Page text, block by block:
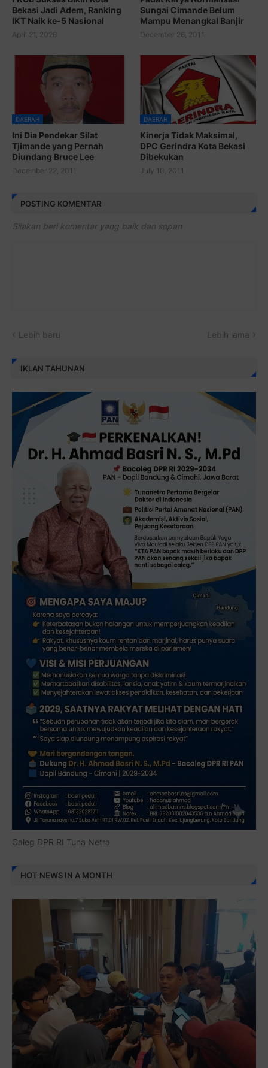
Bekasi Jadi Adem, Ranking
IKT Naik ke-5 Nasional
April 21, 2026
Sungai Cimande Belum
Mampu Menangkal Banjir
December 26, 2011
DAERAH
Ini Dia Pendekar Silat
Tjimande yang Pernah
Diundang Bruce Lee
December 22, 2011
DAERAH
Kinerja Tidak Maksimal,
DPC Gerindra Kota Bekasi
Dibekukan
July 10, 2011
POSTING KOMENTAR
Silakan beri komentar yang baik dan sopan
Lebih baru Lebih lama
IKLAN TAHUNAN
Caleg DPR RI Tuna Netra
HOT NEWS IN A MONTH